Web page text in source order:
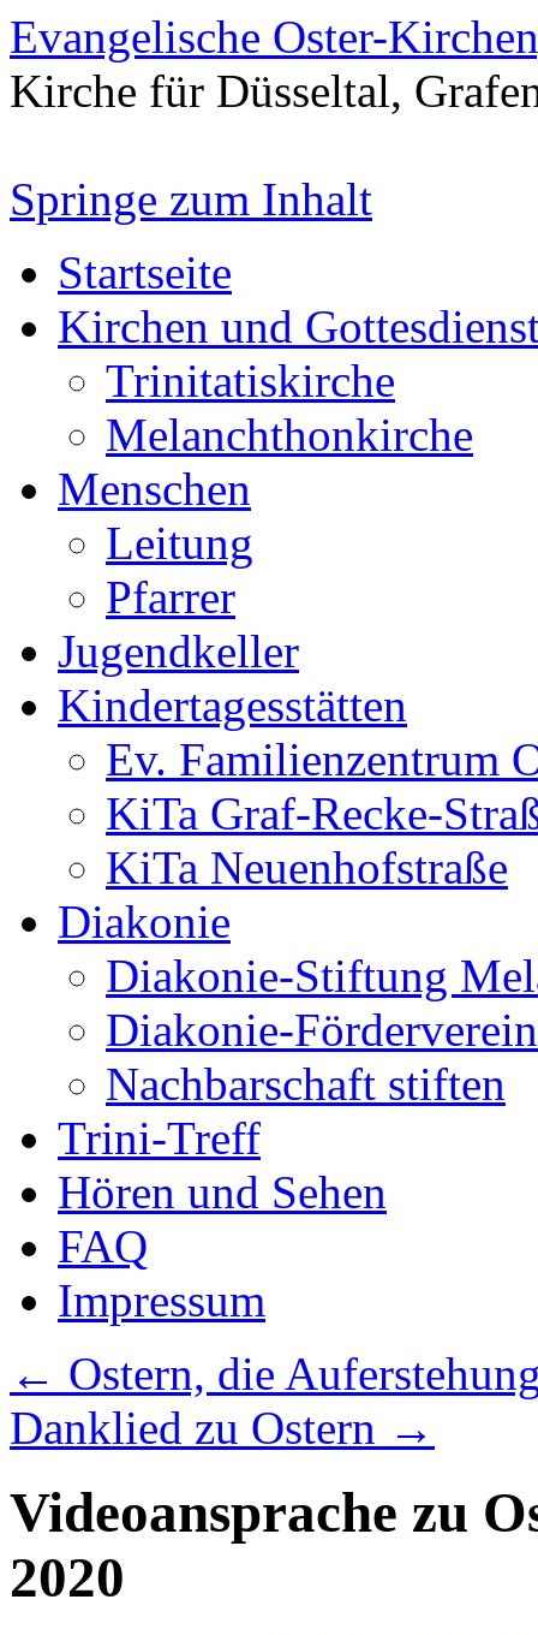
Evangelische Oster-
Kirche für Düsseltal,
Springe zum Inhalt
Startseite
Kirchen und
Trinitatiskirche
Melanchthonkirche
Menschen
Leitung
Pfarrer
Jugendkeller
Kindertagesstätten
Ev. Familienzentrum
KiTa Graf-Recke-
KiTa Neuenhofstraße
Diakonie
Diakonie-Stiftung
Diakonie-
Nachbarschaft stiften
Trini-Treff
Hören und Sehen
FAQ
Impressum
← Ostern, die
Danklied zu Ostern →
Videoansprache zu
2020